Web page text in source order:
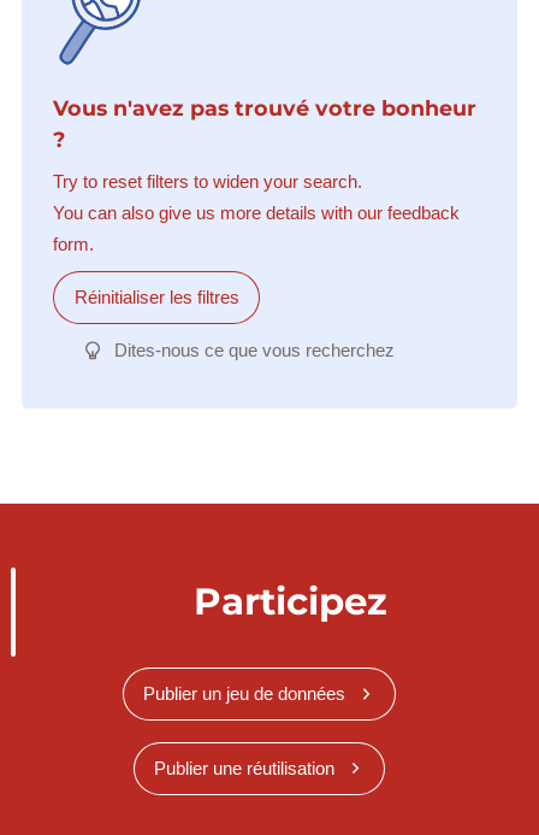
Vous n'avez pas trouvé votre bonheur
?
Try to reset filters to widen your search.
You can also give us more details with our feedback
form.
Réinitialiser les filtres
Dites-nous ce que vous recherchez
Participez
Publier un jeu de données
Publier une réutilisation